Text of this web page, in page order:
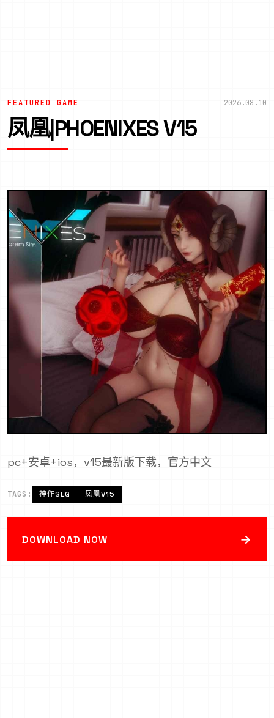
FEATURED GAME 2026.08.10
凤凰|PHOENIXES V15
pc+安卓+ios，v15最新版下载，官方中文
TAGS: 神作SLG 凤凰V15
DOWNLOAD NOW →